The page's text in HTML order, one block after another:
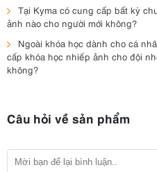
Tại Kyma có cung cấp bất kỳ
ảnh nào cho người mới không?
Ngoài khóa học dành cho cá
cấp khóa học nhiếp ảnh cho đội
không?
Câu hỏi về sản phẩm